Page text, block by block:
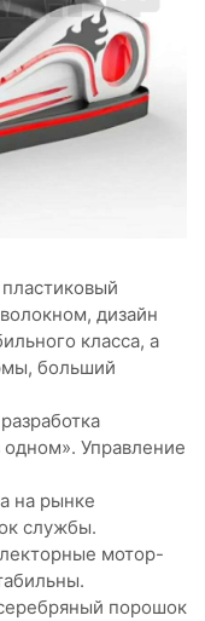
дизайн
класса, а
больший
Управление
на рынке
службы.
мотор-
порошок